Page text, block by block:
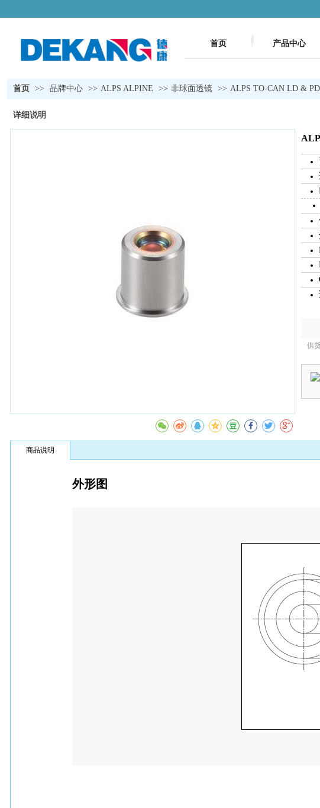
首页 产品中心
首页 >> 品牌中心 >> ALPS ALPINE >> 非球面透镜 >> ALPS TO-CAN LD &
详细说明
供
商品说明
外形图